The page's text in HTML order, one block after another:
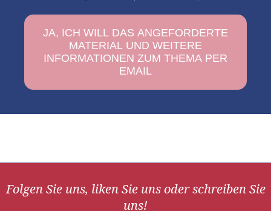
Folgen Sie uns, liken Sie uns oder schreiben Sie
uns!